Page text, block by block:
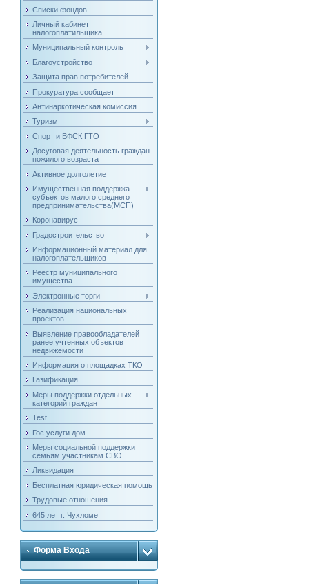
Списки фондов
Личный кабинет
налогоплатильщика
Муниципальный контроль
Благоустройство
Защита прав потребителей
Прокуратура сообщает
Антинаркотическая комиссия
Туризм
Спорт и ВФСК ГТО
Досуговая деятельность граждан
пожилого возраста
Активное долголетие
Имущественная поддержка
субъектов малого среднего
предпринимательства(МСП)
Коронавирус
Градостроительство
Информационный материал для
налогоплательщиков
Реестр муниципального
имущества
Электронные торги
Реализация национальных
проектов
Выявление правообладателей
ранее учтенных объектов
недвижемости
Информация о площадках ТКО
Газификация
Меры поддержки отдельных
категорий граждан
Test
Гос.услуги дом
Меры социальной поддержки
семьям участникам СВО
Ликвидация
Бесплатная юридическая помощь
Трудовые отношения
645 лет г. Чухломе
Форма Входа